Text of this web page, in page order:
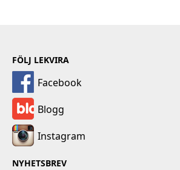
FÖLJ LEKVIRA
Facebook
Blogg
Instagram
NYHETSBREV